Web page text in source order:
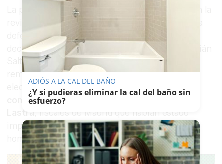
La primera jornada del juicio ha comenzado con la
revisión de cuestiones previas planteadas por la
defensa y las acusaciones. Posteriormente,
declararon los primeros testigos, entre ellos Julián
Salto, fiscal que investigó a González Amador y
remitió a García Ortiz la cadena de correos
electrónicos relacionada con el caso.También
comparecieron Pilar Rodríguez y Almudena
Lastra , fiscales de Madrid que habían estado
implicadas en la instrucción, y Diego Villafañe,
hombre de confianza de García Ortiz.
ADIÓS A LA CAL DEL BAÑO
¿Y si pudieras eliminar la cal del baño sin
esfuerzo?